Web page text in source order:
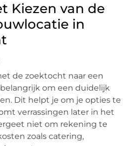
Kiezen van de
in
de zoektocht naar een
om een duidelijk
Dit helpt je om je opties te
verrassingen later in het
niet om rekening te
zoals catering,